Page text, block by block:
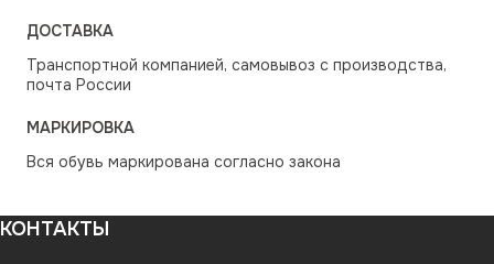
ДОСТАВКА
Транспортной компанией, самовывоз с производства,
почта России
МАРКИРОВКА
Вся обувь маркирована согласно закона
КОНТАКТЫ